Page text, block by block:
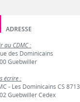
ADRESSE
au CDMC :
des Dominicains
Guebwiller
écrire :
- Les Dominicains CS 8713
Guebwiller Cedex